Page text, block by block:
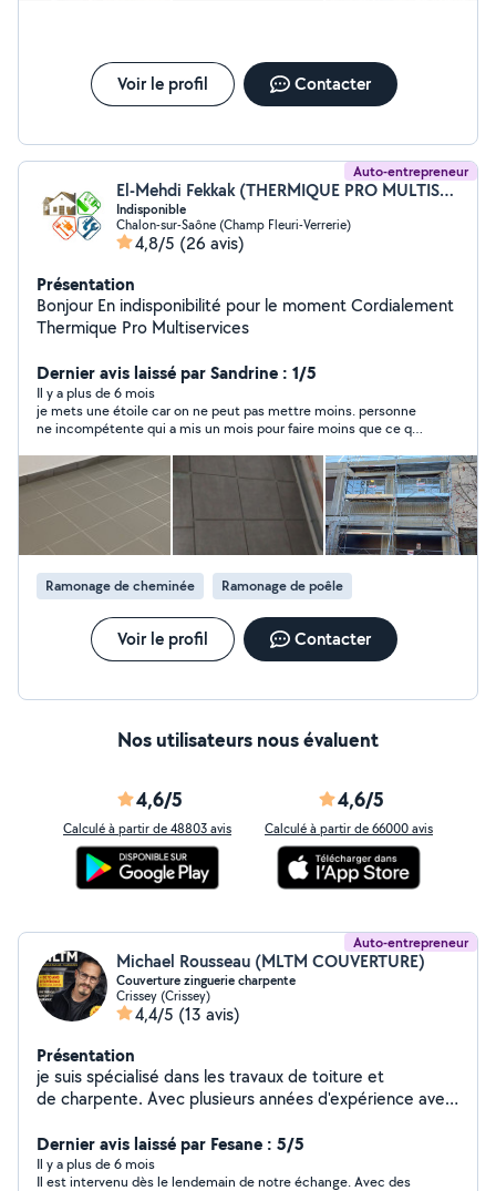
Voir le profil Contacter
Auto-entrepreneur
El-Mehdi Fekkak (THERMIQUE PRO MULTISERVICES)
Indisponible
Chalon-sur-Saône (Champ Fleuri-Verrerie)
4,8/5 (26 avis)
Présentation
Bonjour En indisponibilité pour le moment Cordialement
Thermique Pro Multiservices
Dernier avis laissé par Sandrine : 1/5
Il y a plus de 6 mois
je mets une étoile car on ne peut pas mettre moins. personne
ne incompétente qui a mis un mois pour faire moins que ce qui
avec plein de défaut et qui ose dire si vous regardez de loin, ça
ne se voit pas .... bref j'ai mis fin a la mission alors quil n'avait
tapissé que la moitié de ma pièce.... A ne pas faire confiance
Ramonage de cheminée Ramonage de poêle
Voir le profil Contacter
Nos utilisateurs nous évaluent
4,6/5
Calculé à partir de 48803 avis
4,6/5
Calculé à partir de 66000 avis
Auto-entrepreneur
Michael Rousseau (MLTM COUVERTURE)
Couverture zinguerie charpente
Crissey (Crissey)
4,4/5 (13 avis)
Présentation
je suis spécialisé dans les travaux de toiture et
de charpente. Avec plusieurs années d'expérience avec
Saône, j'interviens sur tous types de projets, qu'il
s'agisse de constructions neuves ou de rénovations.
Dernier avis laissé par Fesane : 5/5
Il y a plus de 6 mois
Il est intervenu dès le lendemain de notre échange. Avec des